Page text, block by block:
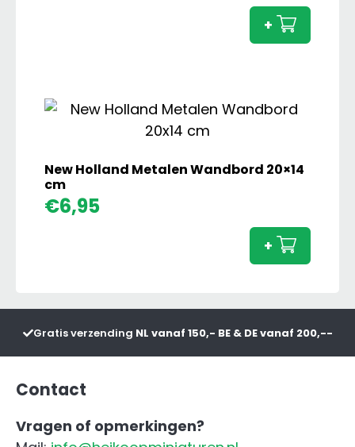
+
New Holland Metalen Wandbord 20×14
cm
€6,95
cm
aantal
+
Gratis verzending NL vanaf 150,- BE & DE vanaf 200,--
Contact
Vragen of opmerkingen?